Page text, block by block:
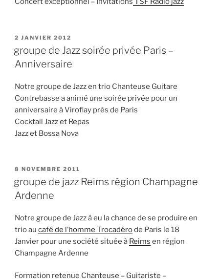
PUBLIÉ
2 JANVIER 2012
groupe de Jazz soirée privée Paris –
Anniversaire
Notre groupe de Jazz en trio Chanteuse Guitare
Contrebasse a animé une soirée privée pour un
anniversaire à Viroflay près de Paris
Cocktail Jazz et Repas
Jazz et Bossa Nova
PUBLIÉ
8 NOVEMBRE 2011
groupe de jazz Reims région Champagne
Ardenne
Notre groupe de Jazz à eu la chance de se produire en
trio au café de l’homme Trocadérode Paris le 18
Janvier pour une société située à Reims en région
Champagne Ardenne
Formation retenue Chanteuse – Guitariste –